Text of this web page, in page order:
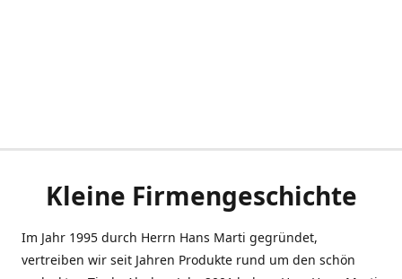
Kleine Firmengeschichte
Im Jahr 1995 durch Herrn Hans Marti gegründet,
vertreiben wir seit Jahren Produkte rund um den schön